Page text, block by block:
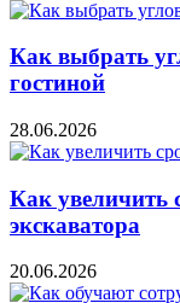
Как выбрать
гостиной
28.06.2026
Как увеличить
экскаватора
20.06.2026